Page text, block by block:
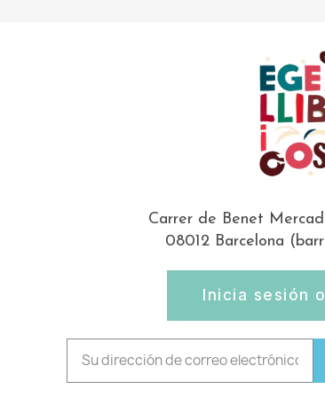
Carrer de Benet
08012 Barcelona
Inicia sesión